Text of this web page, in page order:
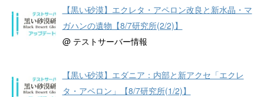
【黒い砂漠】エクレタ・アペロン改良と新水晶・マ
ガハンの遺物【8/7研究所(2/2)】
@ テストサーバー情報
【黒い砂漠】エダニア：内部と新アクセ「エクレ
タ・アペロン」【8/7研究所(1/2)】